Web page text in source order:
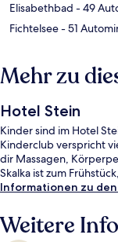
Elisabethbad - 49
Fichtelsee- 51
Mehr zu
Hotel Stein
Kinder sind im Hotel
Kinderclub verspricht
dir Massagen,
Skalka ist zum
Informationen zu
Weitere